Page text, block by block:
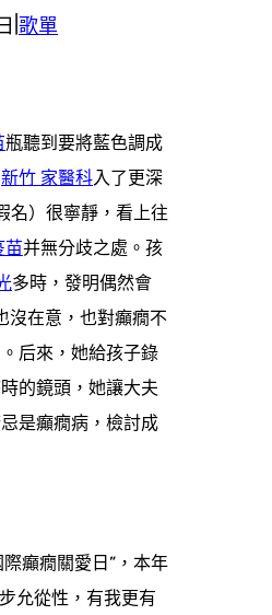
歌單
瓶聽到要將藍色調成
新竹 家醫科入了更深
名）很寧靜，看上往
苗并無分歧之處。孩
多時，發明偶然會
沒在意，也對癲癇不
后來，她給孩子錄
的鏡頭，她讓大夫
是癲癇病，檢討成
癲癇關愛日”，本年
允從性，有我更有